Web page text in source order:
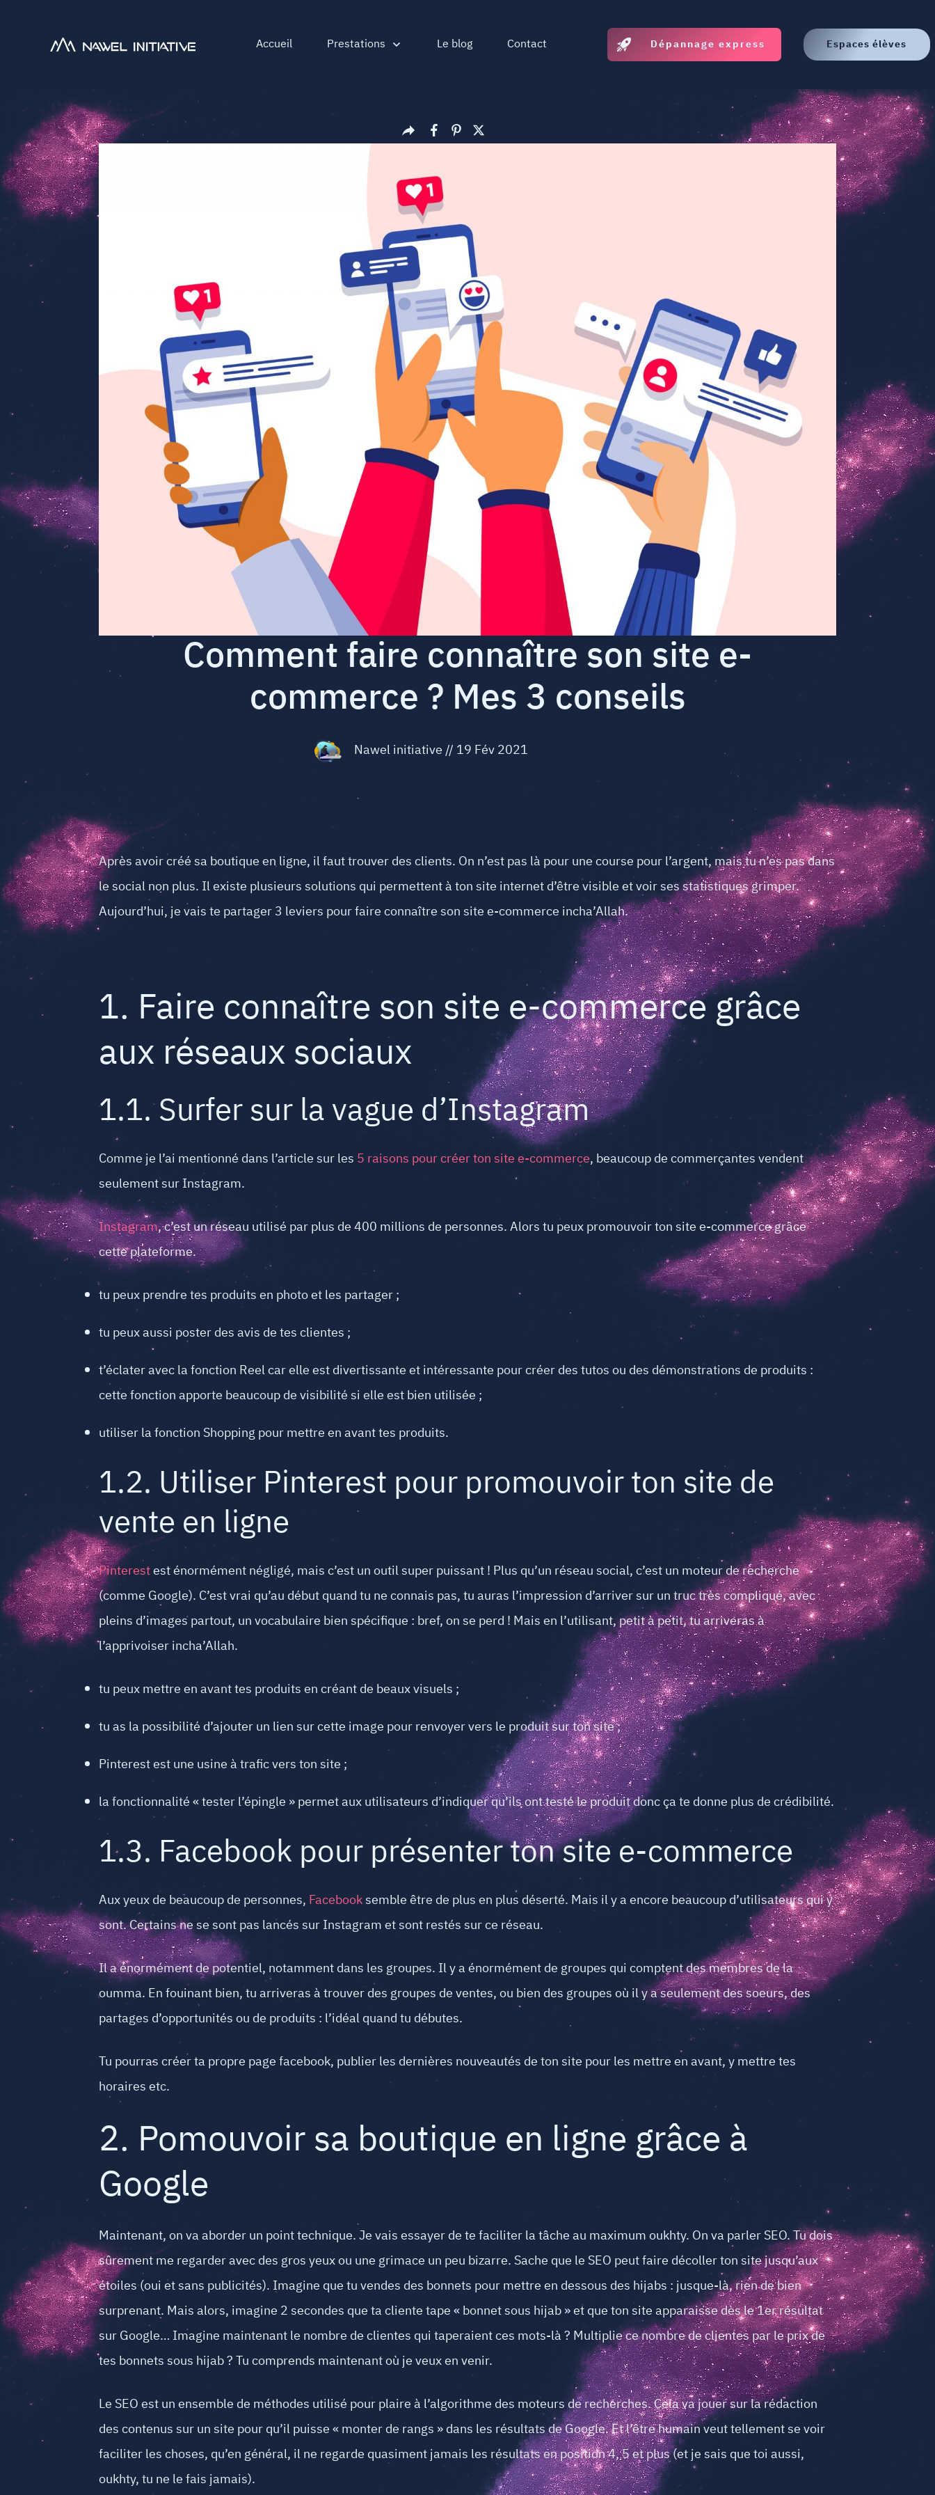
Accueil Prestations Le blog Contact Dépannage express Espaces élèves
Comment faire connaître son site e-
commerce ? Mes 3 conseils
Nawel initiative// 19 Fév 2021
Après avoir créé sa boutique en ligne, il faut trouver des clients. On n’est pas là pour une course pour l’argent, mais tu n’es pas dans
le social non plus. Il existe plusieurs solutions qui permettent à ton site internet d’être visible et voir ses statistiques grimper.
Aujourd’hui, je vais te partager 3 leviers pour faire connaître son site e-commerce incha’Allah.
1. Faire connaître son site e-commerce grâce
aux réseaux sociaux
1.1. Surfer sur la vague d’Instagram
Comme je l’ai mentionné dans l’article sur les 5 raisons pour créer ton site e-commerce, beaucoup de commerçantes vendent
seulement sur Instagram.
Instagram, c’est un réseau utilisé par plus de 400 millions de personnes. Alors tu peux promouvoir ton site e-commerce grâce
cette plateforme.
tu peux prendre tes produits en photo et les partager ;
tu peux aussi poster des avis de tes clientes ;
t’éclater avec la fonction Reel car elle est divertissante et intéressante pour créer des tutos ou des démonstrations de produits :
cette fonction apporte beaucoup de visibilité si elle est bien utilisée ;
utiliser la fonction Shopping pour mettre en avant tes produits.
1.2. Utiliser Pinterest pour promouvoir ton site de
vente en ligne
Pinterestest énormément négligé, mais c’est un outil super puissant ! Plus qu’un réseau social, c’est un moteur de recherche
(comme Google). C’est vrai qu’au début quand tu ne connais pas, tu auras l’impression d’arriver sur un truc très compliqué, avec
pleins d’images partout, un vocabulaire bien spécifique : bref, on se perd ! Mais en l’utilisant, petit à petit, tu arriveras à
l’apprivoiser incha’Allah.
tu peux mettre en avant tes produits en créant de beaux visuels ;
tu as la possibilité d’ajouter un lien sur cette image pour renvoyer vers le produit sur ton site ;
Pinterest est une usine à trafic vers ton site ;
la fonctionnalité « tester l’épingle » permet aux utilisateurs d’indiquer qu’ils ont testé le produit donc ça te donne plus de crédibilité.
1.3. Facebook pour présenter ton site e-commerce
Aux yeux de beaucoup de personnes, Facebooksemble être de plus en plus déserté. Mais il y a encore beaucoup d’utilisateurs qui y
sont. Certains ne se sont pas lancés sur Instagram et sont restés sur ce réseau.
Il a énormément de potentiel, notamment dans les groupes. Il y a énormément de groupes qui comptent des membres de la
oumma. En fouinant bien, tu arriveras à trouver des groupes de ventes, ou bien des groupes où il y a seulement des soeurs, des
partages d’opportunités ou de produits : l’idéal quand tu débutes.
Tu pourras créer ta propre page facebook, publier les dernières nouveautés de ton site pour les mettre en avant, y mettre tes
horaires etc.
2. Pomouvoir sa boutique en ligne grâce à
Google
Maintenant, on va aborder un point technique. Je vais essayer de te faciliter la tâche au maximum oukhty. On va parler SEO. Tu dois
sûrement me regarder avec des gros yeux ou une grimace un peu bizarre. Sache que le SEO peut faire décoller ton site jusqu’aux
étoiles (oui et sans publicités). Imagine que tu vendes des bonnets pour mettre en dessous des hijabs : jusque-là, rien de bien
surprenant. Mais alors, imagine 2 secondes que ta cliente tape « bonnet sous hijab » et que ton site apparaisse dès le 1er résultat
sur Google… Imagine maintenant le nombre de clientes qui taperaient ces mots-là ? Multiplie ce nombre de clientes par le prix de
tes bonnets sous hijab ? Tu comprends maintenant où je veux en venir.
Le SEO est un ensemble de méthodes utilisé pour plaire à l’algorithme des moteurs de recherches. Cela va jouer sur la rédaction
des contenus sur un site pour qu’il puisse « monter de rangs » dans les résultats de Google. Et l’être humain veut tellement se voir
faciliter les choses, qu’en général, il ne regarde quasiment jamais les résultats en position 4, 5 et plus (et je sais que toi aussi,
oukhty, tu ne le fais jamais).